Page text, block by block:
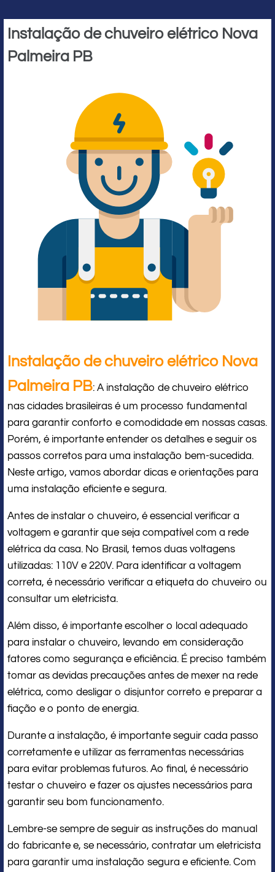
Instalação de chuveiro elétrico Nova
Palmeira PB
Instalação de chuveiro elétrico Nova
Palmeira PB: A instalação de chuveiro elétrico
nas cidades brasileiras é um processo fundamental
para garantir conforto e comodidade em nossas casas.
Porém, é importante entender os detalhes e seguir os
passos corretos para uma instalação bem-sucedida.
Neste artigo, vamos abordar dicas e orientações para
uma instalação eficiente e segura.
Antes de instalar o chuveiro, é essencial verificar a
voltagem e garantir que seja compatível com a rede
elétrica da casa. No Brasil, temos duas voltagens
utilizadas: 110V e 220V. Para identificar a voltagem
correta, é necessário verificar a etiqueta do chuveiro ou
consultar um eletricista.
Além disso, é importante escolher o local adequado
para instalar o chuveiro, levando em consideração
fatores como segurança e eficiência. É preciso também
tomar as devidas precauções antes de mexer na rede
elétrica, como desligar o disjuntor correto e preparar a
fiação e o ponto de energia.
Durante a instalação, é importante seguir cada passo
corretamente e utilizar as ferramentas necessárias
para evitar problemas futuros. Ao final, é necessário
testar o chuveiro e fazer os ajustes necessários para
garantir seu bom funcionamento.
Lembre-se sempre de seguir as instruções do manual
do fabricante e, se necessário, contratar um eletricista
para garantir uma instalação segura e eficiente. Com